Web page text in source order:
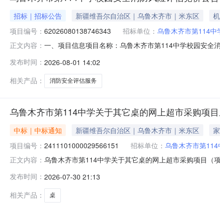
招标｜招标公告 新疆维吾尔自治区｜乌鲁木齐市｜米东区
项目编号： 62026080138746343 招标单位： 乌鲁木齐市第114中
正文内容： 一、项目信息项目名称：乌鲁木齐市第114中学校园安
买数量控制金额(元)意向品牌消防安全评估服务核心参数
发布时间： 2026-08-01 14:02
相关产品：
消防安全评估服务
乌鲁木齐市第114中学关于其它桌的网上超市采购项
中标｜中标通知 新疆维吾尔自治区｜乌鲁木齐市｜米东区
项目编号： 2411101000029566151 招标单位： 乌鲁木齐市第114
正文内容： 乌鲁木齐市第114中学关于其它桌的网上超市采购项目
所在行政区划名称:新疆维吾尔自治区乌鲁木齐市米东区
发布时间： 2026-07-30 21:13
相关产品：
桌